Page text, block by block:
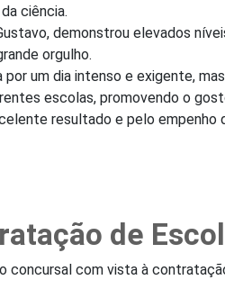
ciência.
demonstrou elevados
orgulho.
um dia intenso e exigente,
escolas, promovendo o
resultado e pelo empenho
de
concursal com vista à